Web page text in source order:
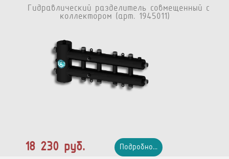
Гидравлический разделитель совмещенный с
коллектором (арт. 1945011)
18 230 руб. Подробно...